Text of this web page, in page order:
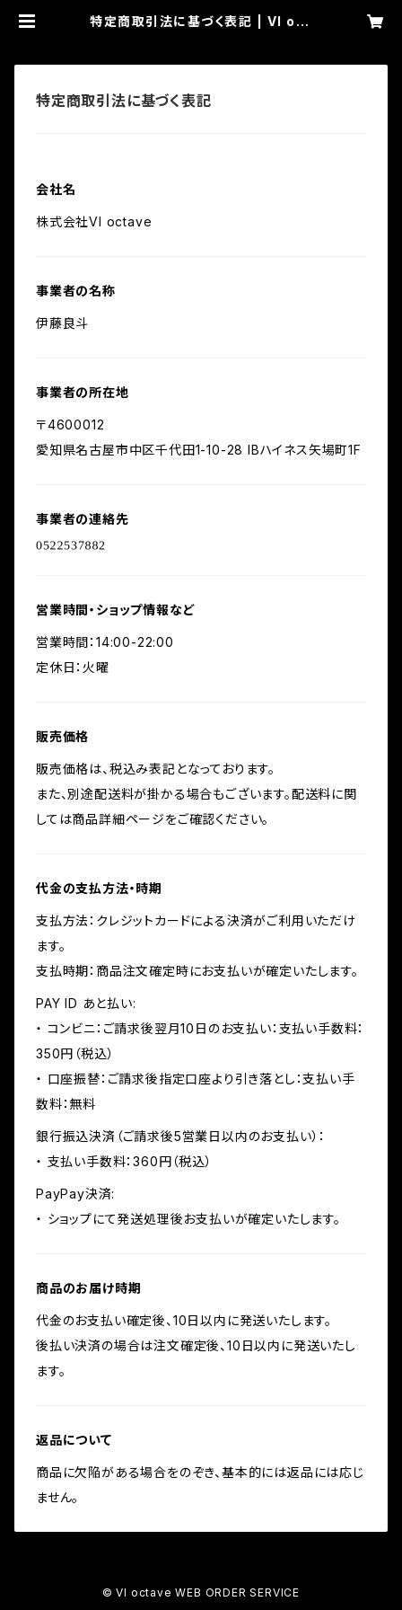
特定商取引法に基づく表記 | VI oct
特定商取引法に基づく表記
会社名
株式会社VI octave
事業者の名称
伊藤良斗
事業者の所在地
〒4600012
愛知県名古屋市中区千代田1-10-28 IBハイネス矢場町1F
事業者の連絡先
営業時間・ショップ情報など
営業時間：14:00-22:00
定休日：火曜
販売価格
販売価格は、税込み表記となっております。
また、別途配送料が掛かる場合もございます。配送料に関
しては商品詳細ページをご確認ください。
代金の支払方法・時期
支払方法：クレジットカードによる決済がご利用いただけ
ます。
支払時期：商品注文確定時にお支払いが確定いたします。
PAY ID あと払い:
・ コンビニ：ご請求後翌月10日のお支払い：支払い手数料：
350円（税込）
・ 口座振替：ご請求後指定口座より引き落とし：支払い手
数料：無料
銀行振込決済（ご請求後5営業日以内のお支払い）：
・ 支払い手数料：360円（税込）
PayPay決済:
・ ショップにて発送処理後お支払いが確定いたします。
商品のお届け時期
代金のお支払い確定後、10日以内に発送いたします。
後払い決済の場合は注文確定後、10日以内に発送いたし
ます。
返品について
商品に欠陥がある場合をのぞき、基本的には返品には応じ
ません。
© VI octave WEB ORDER SERVICE